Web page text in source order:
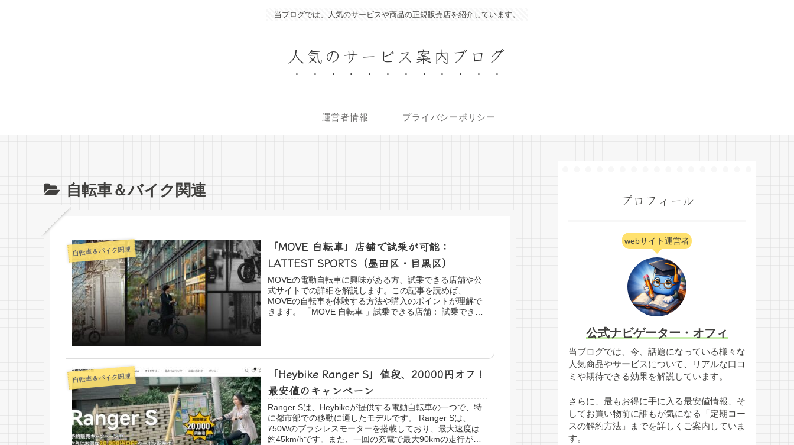
当ブログでは、人気のサービスや商品の正規販売店を紹介しています。
人気のサービス案内ブログ
運営者情報 プライバシーポリシー
自転車＆バイク関連
自転車＆バイク関連
「MOVE 自転車」店舗で試乗が可能：
LATTEST SPORTS（墨田区・目黒区）
MOVEの電動自転車に興味がある方、試乗できる店舗や公
式サイトでの詳細を解説します。この記事を読めば、
MOVEの自転車を体験する方法や購入のポイントが理解で
きます。 「MOVE 自転車 」試乗できる店舗： 試乗できる
自転車＆バイク関連
「Heybike Ranger S」値段、20000円オフ！
最安値のキャンペーン
Ranger Sは、Heybikeが提供する電動自転車の一つで、特
に都市部での移動に適したモデルです。 Ranger Sは、
750Wのブラシレスモーターを搭載しており、最大速度は
約45km/hです。また、一回の充電で最大90kmの走行が可
プロフィール
webサイト運営者
公式ナビゲーター・オフィ
当ブログでは、今、話題になっている様々な
人気商品やサービスについて、リアルな口コ
ミや期待できる効果を解説しています。
さらに、最もお得に手に入る最安値情報、そ
してお買い物前に誰もが気になる「定期コー
スの解約方法」までを詳しくご案内していま
す。